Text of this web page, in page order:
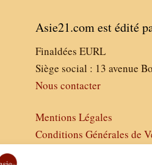
Asie21.com est édité
Finaldées EURL
Siège social : 13 avenue
Nous contacter
Mentions Légales
Conditions Générales de